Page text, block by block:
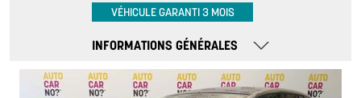
VÉHICULE GARANTI 3 MOIS
INFORMATIONS GÉNÉRALES